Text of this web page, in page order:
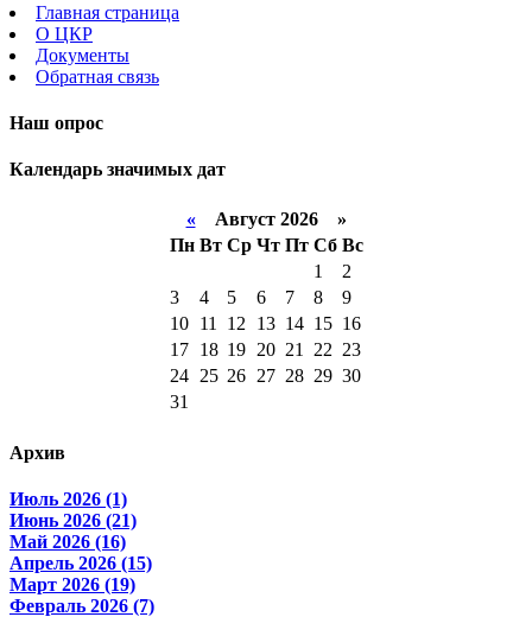
Главная страница
О ЦКР
Документы
Обратная связь
Наш опрос
Календарь значимых дат
«Август 2026 »
Пн Вт Ср Чт Пт Сб Вс
1
2
3
4 5 6 7 8
9
10
11 12 13 14 15 16
17
18 19 20 21 22 23
24 25 26 27 28 29 30
31
Архив
Июль 2026 (1)
Июнь 2026 (21)
Май 2026 (16)
Апрель 2026 (15)
Март 2026 (19)
Февраль 2026 (7)